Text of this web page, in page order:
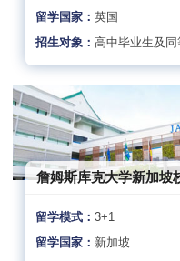
留学国家：英国
招生对象： 高中毕业生及同
詹姆斯库克大学新加坡
留学模式：3+1
留学国家： 新加坡